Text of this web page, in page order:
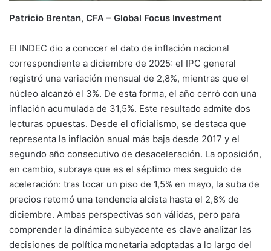
Patricio Brentan, CFA – Global Focus Investment
El INDEC dio a conocer el dato de inflación nacional
correspondiente a diciembre de 2025: el IPC general
registró una variación mensual de 2,8%, mientras que el
núcleo alcanzó el 3%. De esta forma, el año cerró con una
inflación acumulada de 31,5%. Este resultado admite dos
lecturas opuestas. Desde el oficialismo, se destaca que
representa la inflación anual más baja desde 2017 y el
segundo año consecutivo de desaceleración. La oposición,
en cambio, subraya que es el séptimo mes seguido de
aceleración: tras tocar un piso de 1,5% en mayo, la suba de
precios retomó una tendencia alcista hasta el 2,8% de
diciembre. Ambas perspectivas son válidas, pero para
comprender la dinámica subyacente es clave analizar las
decisiones de política monetaria adoptadas a lo largo del